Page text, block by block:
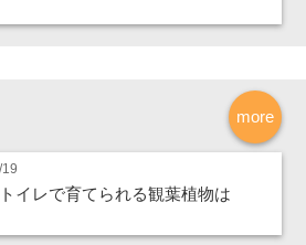
more
イレで育てられる観葉植物は